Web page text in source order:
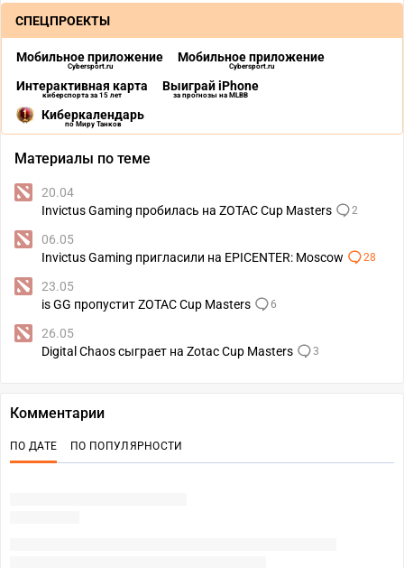
СПЕЦПРОЕКТЫ
Мобильное приложение
Cybersport.ru
Мобильное приложение
Cybersport.ru
Интерактивная карта
киберспорта за 15 лет
Выиграй iPhone
за прогнозы на MLBB
Киберкалендарь
по Миру Танков
Материалы по теме
20.04
Invictus Gaming пробилась на ZOTAC Cup Masters
2
06.05
Invictus Gaming пригласили на EPICENTER: Moscow
28
23.05
is GG пропустит ZOTAC Cup Masters
6
26.05
Digital Chaos сыграет на Zotac Cup Masters
3
Комментарии
ПО ДАТЕ ПО ПОПУЛЯРНОСТИ